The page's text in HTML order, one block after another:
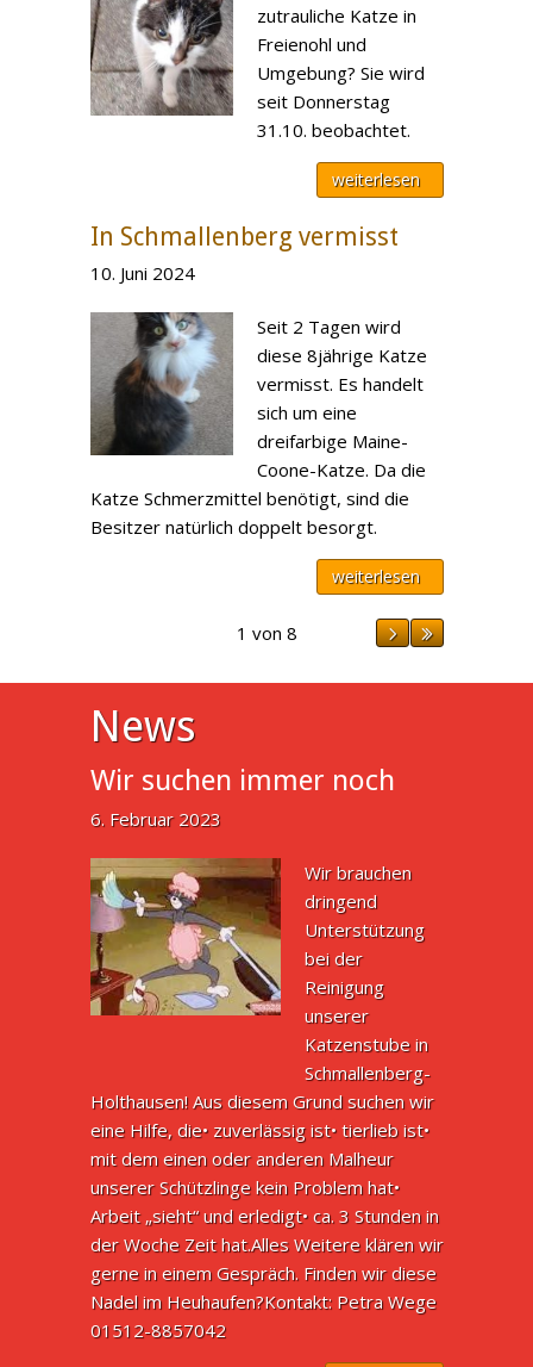
zutrauliche Katze in
Freienohl und
Umgebung? Sie wird
seit Donnerstag
31.10. beobachtet.
weiterlesen
In Schmallenberg vermisst
10. Juni 2024
Seit 2 Tagen wird
diese 8jährige Katze
vermisst. Es handelt
sich um eine
dreifarbige Maine-
Coone-Katze. Da die
Katze Schmerzmittel benötigt, sind die
Besitzer natürlich doppelt besorgt.
weiterlesen
1 von 8
News
Wir suchen immer noch
6. Februar 2023
Wir brauchen
dringend
Unterstützung
bei der
Reinigung
unserer
Katzenstube in
Schmallenberg-
Holthausen! Aus diesem Grund suchen wir
eine Hilfe, die• zuverlässig ist• tierlieb ist•
mit dem einen oder anderen Malheur
unserer Schützlinge kein Problem hat•
Arbeit „sieht“ und erledigt• ca. 3 Stunden in
der Woche Zeit hat.Alles Weitere klären wir
gerne in einem Gespräch. Finden wir diese
Nadel im Heuhaufen?Kontakt: Petra Wege
01512-8857042